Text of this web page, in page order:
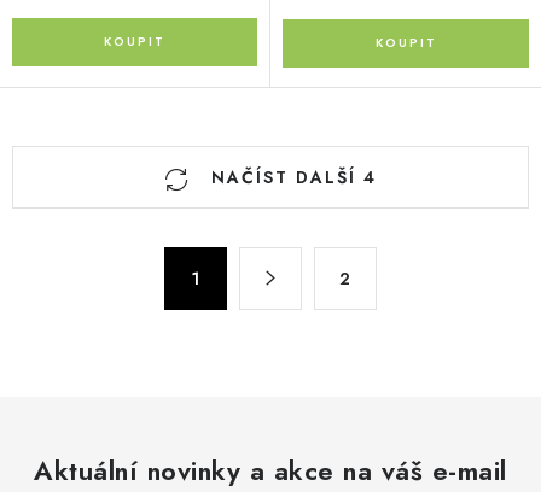
O
NAČÍST DALŠÍ 4
1 2
Aktuální novinky a akce na váš e-mail